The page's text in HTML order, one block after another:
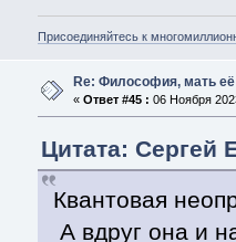
Присоединяйтесь к
Re: Философия, мать её
« Ответ #45 : 06 Ноября
Цитата: Сергей
Квантовая
А вдруг она и